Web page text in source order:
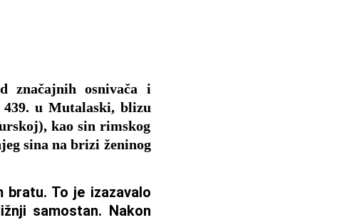
značajnih osnivača i
439. u Mutalaski, blizu
kao sin rimskog
sina na brizi ženinog
bratu. To je izazavalo
samostan. Nakon